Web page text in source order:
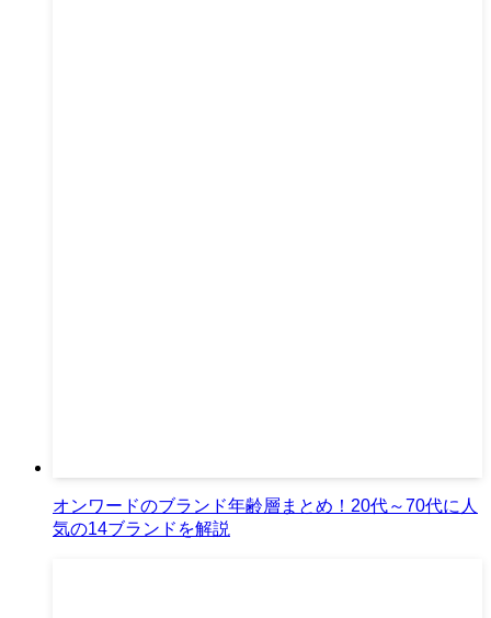
オンワードのブランド年齢層まとめ！20代～70代に人
気の14ブランドを解説